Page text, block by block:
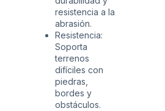
resistencia a la
abrasión.
Resistencia:
Soporta
terrenos
difíciles con
piedras,
bordes y
obstáculos.